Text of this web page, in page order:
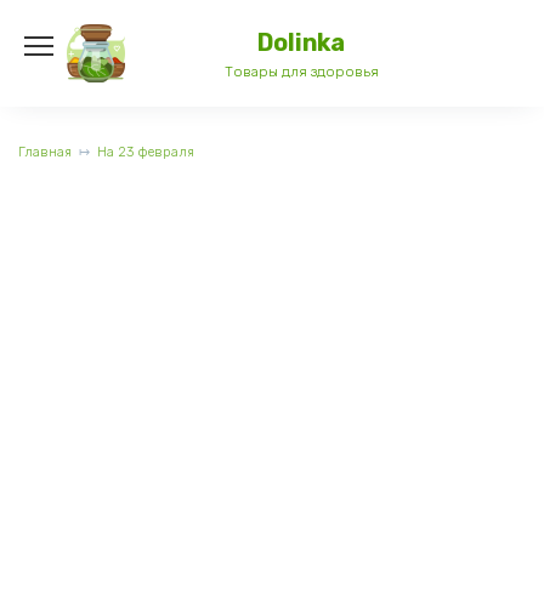
содержанию
Dolinka
Товары для здоровья
Главная На 23 февраля